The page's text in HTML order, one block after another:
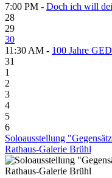
7:00 PM - Doch ich will
28
29
30
11:30 AM - 100 Jahre
31
1
2
3
4
5
6
Soloausstellung
Rathaus-Galerie Brühl